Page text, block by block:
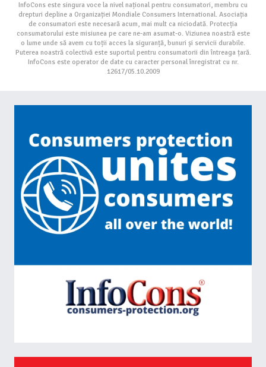
InfoCons este singura voce la nivel național pentru consumatori, membru cu
drepturi depline a Organizației Mondiale Consumers International. Asociația
de consumatori este necesară acum, mai mult ca niciodată. Protecția
consumatorului este misiunea pe care ne-am asumat-o. Viziunea noastră este
o lume unde să avem cu toții acces la siguranță, bunuri și servicii durabile.
Puterea noastră colectivă este suportul pentru consumatorii din întreaga țară.
InfoCons este operator de date cu caracter personal înregistrat cu nr.
12617/05.10.2009